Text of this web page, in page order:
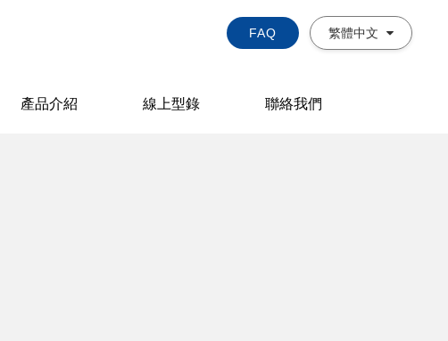
FAQ 繁體中文
產品介紹 線上型錄 聯絡我們